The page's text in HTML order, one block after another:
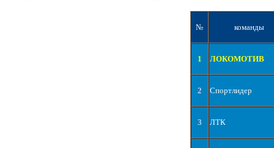
№ команды
1 ЛОКОМОТИВ
2 Спортлидер
3 ЛТК